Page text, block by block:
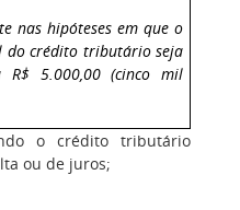
nas hipóteses em que o
do crédito tributário seja
5.000,00 (cinco mil
o crédito tributário
ou de juros;